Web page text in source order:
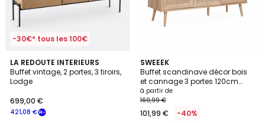
-30€* tous les 100€
LA REDOUTE INTERIEURS
Buffet vintage, 2 portes, 3 tiroirs,
Lodge
421,08 €
699,00 €
4,7
/ 5
SWEEEK
Buffet scandinave décor bois
et cannage 3 portes 120cm
BOHÈME
à partir de
169,99 €
101,99 € -40%
4
/
5
5
Couleurs